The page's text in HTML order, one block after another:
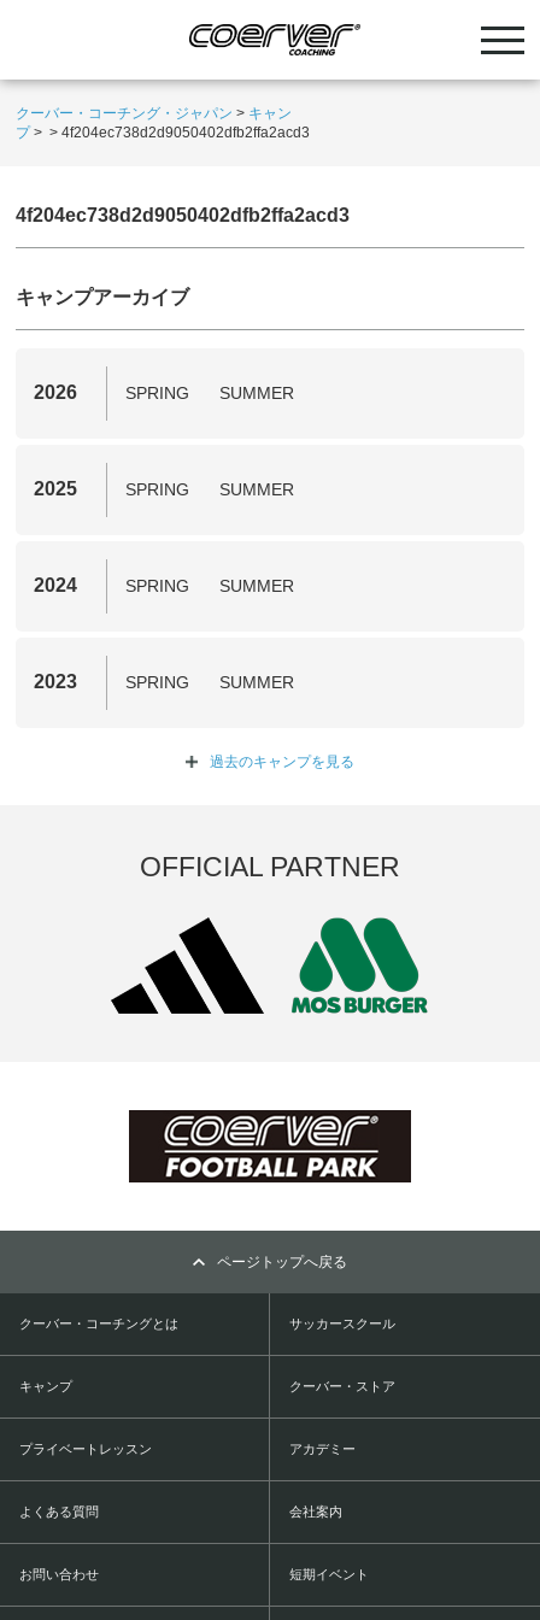
クーバー・コーチング・ジャパン > キャン
プ> >4f204ec738d2d9050402dfb2ffa2acd3
4f204ec738d2d9050402dfb2ffa2acd3
キャンプアーカイブ
2026 SPRING SUMMER
2025 SPRING SUMMER
2024 SPRING SUMMER
2023 SPRING SUMMER
過去のキャンプを 見る
OFFICIAL PARTNER
ページトップへ戻る
クーバー・コーチングとは サッカースクール
キャンプ クーバー・ストア
プライベートレッスン アカデミー
よくある質問 会社案内
お問い合わせ 短期イベント